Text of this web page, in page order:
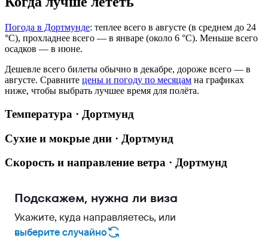
Погода в Дортмунде: теплее всего в августе (в среднем до 24
°C), прохладнее всего — в январе (около 6 °C). Меньше всего
осадков — в июне.
Дешевле всего билеты обычно в декабре, дороже всего — в
августе. Сравните цены и погоду по месяцам на графиках
ниже, чтобы выбрать лучшее время для полёта.
Температура · Дортмунд
Сухие и мокрые дни · Дортмунд
Скорость и направление ветра · Дортмунд
Подскажем, нужна ли виза
Укажите, куда направляетесь, или
выберите случайно